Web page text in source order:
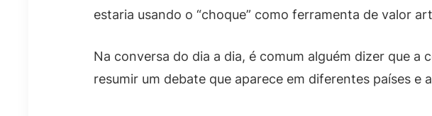
estaria usando o “choque” como ferramenta de valor
Na conversa do dia a dia, é comum alguém dizer que a
resumir um debate que aparece em diferentes países e